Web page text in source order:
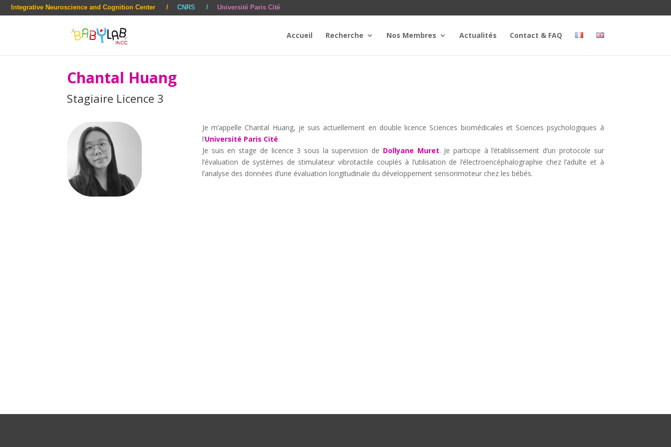
Integrative Neuroscience and Cognition Center CNRS Université Paris Cité
Accueil Recherche Nos Membres Actualités Contact & FAQ
Chantal Huang
Stagiaire Licence 3
Je m’appelle Chantal Huang, je suis actuellement en double licence Sciences biomédicales et Sciences psychologiques à
l’Université Paris Cité.
Je suis en stage de licence 3 sous la supervision de Dollyane Muret. Je participe à l’établissement d’un protocole sur
l’évaluation de systèmes de stimulateur vibrotactile couplés à l’utilisation de l’électroencéphalographie chez l’adulte et à
l’analyse des données d’une évaluation longitudinale du développement sensorimoteur chez les bébés.